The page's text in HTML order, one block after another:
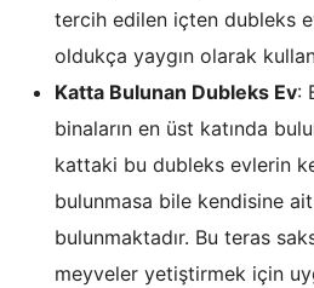
tercih edilen içten dubleks
oldukça yaygın olarak
Katta Bulunan Dubleks Ev:
binaların en üst katında
kattaki bu dubleks evlerin
bulunmasa bile kendisine
bulunmaktadır. Bu teras
meyveler yetiştirmek için